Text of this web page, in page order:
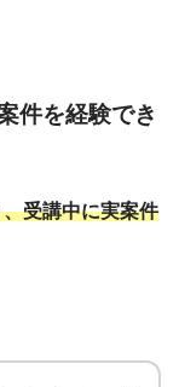
件を経験でき
受講中に実案件